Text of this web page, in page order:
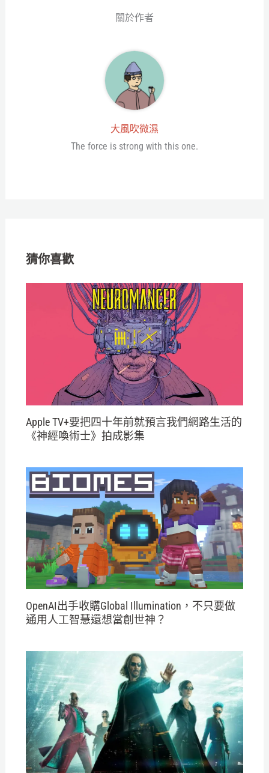
關於作者
大風吹微濕
The force is strong with this one.
猜你喜歡
Apple TV+要把四十年前就預言我們網路生活的
《神經喚術士》拍成影集
OpenAI出手收購Global Illumination，不只要做
通用人工智慧還想當創世神？